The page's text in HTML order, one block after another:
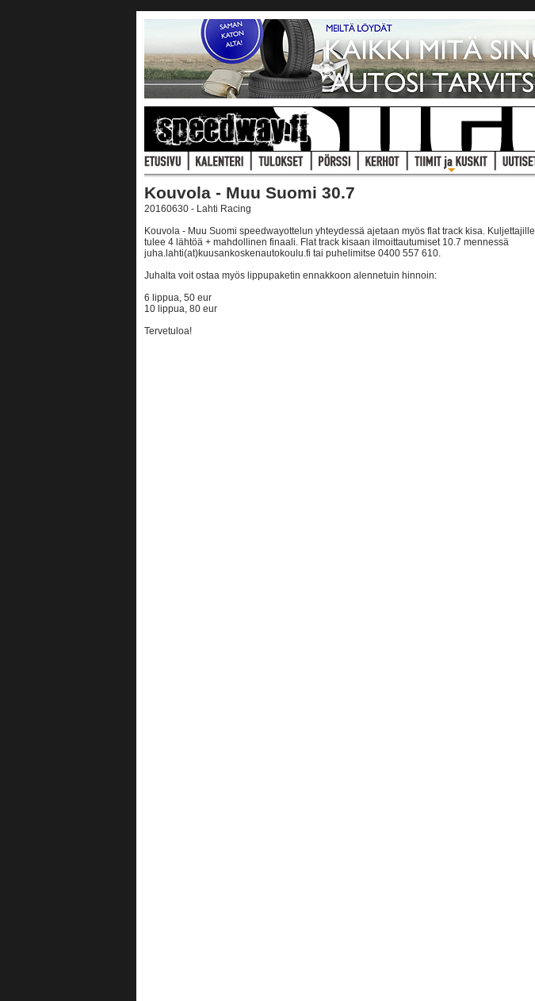
Kouvola - Muu Suomi 30.7
20160630 - Lahti Racing
Kouvola - Muu Suomi speedwayottelun yhteydessä ajetaan myös flat track kisa. Kuljettajille
tulee 4 lähtöä + mahdollinen finaali. Flat track kisaan ilmoittautumiset 10.7 mennessä
juha.lahti(at)kuusankoskenautokoulu.fi tai puhelimitse 0400 557 610.
Juhalta voit ostaa myös lippupaketin ennakkoon alennetuin hinnoin:
6 lippua, 50 eur
10 lippua, 80 eur
Tervetuloa!